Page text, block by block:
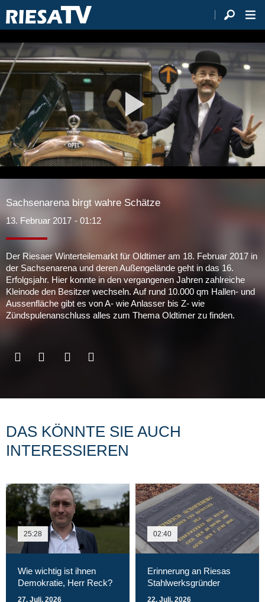
Video
Sachsenarena birgt wahre Schätze
13. Februar 2017 - 01:12
Der Riesaer Winterteilemarkt für Oldtimer am 18. Februar 2017 in
der Sachsenarena und deren Außengelände geht in das 16.
Erfolgsjahr. Hier konnte in den vergangenen Jahren zahlreiche
Kleinode den Besitzer wechseln. Auf rund 10.000 qm Hallen- und
Aussenfläche gibt es von A- wie Anlasser bis Z- wie
Zündspulenanschluss alles zum Thema Oldtimer zu finden.
DAS KÖNNTE SIE AUCH
INTERESSIEREN
25:28
Wie wichtig ist ihnen
Demokratie, Herr Reck?
27. Juli. 2026
02:40
Erinnerung an Riesas
Stahlwerksgründer
22. Juli. 2026